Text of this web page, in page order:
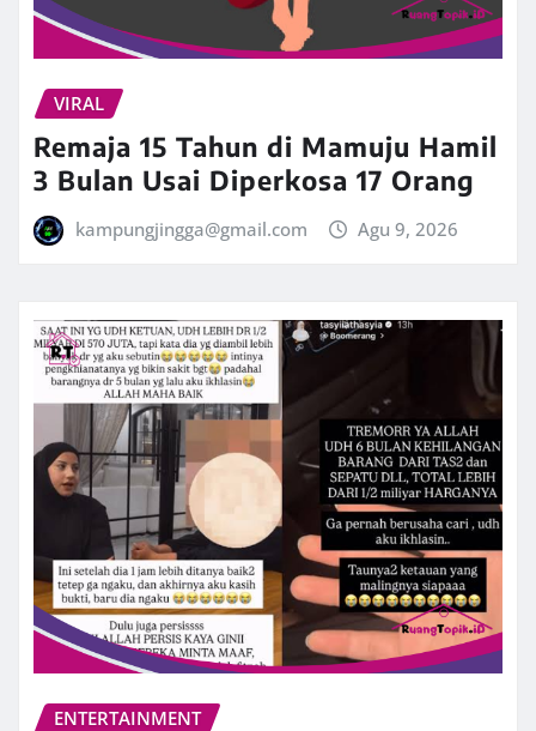
VIRAL
Remaja 15 Tahun di Mamuju Hamil
3 Bulan Usai Diperkosa 17 Orang
kampungjingga@gmail.com Agu 9, 2026
ENTERTAINMENT